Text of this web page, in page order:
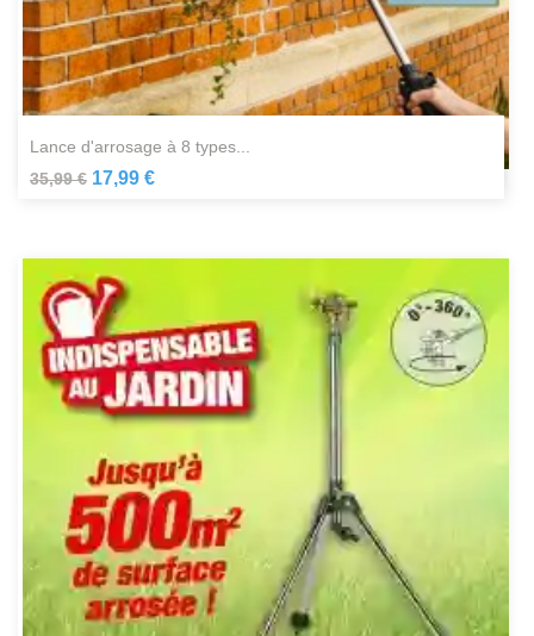
lance d'arrosage à 8 types...
35,99 € 17,99 €